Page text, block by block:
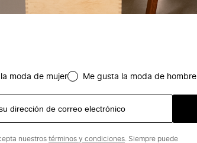
moda de mujer Me gusta la moda de hombre
nuestros términos y condiciones . Siempre puede